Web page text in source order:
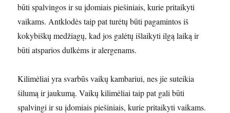
būti spalvingos ir su įdomiais piešiniais, kurie pritaikyti
vaikams. Antklodės taip pat turėtų būti pagamintos iš
kokybiškų medžiagų, kad jos galėtų išlaikyti ilgą laiką ir
būti atsparios dulkėms ir alergenams.
Kilimėliai yra svarbūs vaikų kambariui, nes jie suteikia
šilumą ir jaukumą. Vaikų kilimėliai taip pat gali būti
spalvingi ir su įdomiais piešiniais, kurie pritaikyti vaikams.